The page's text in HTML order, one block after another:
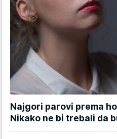
Najgori parovi prema
Nikako ne bi trebali da